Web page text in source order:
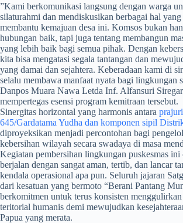
​”Kami berkomunikasi langsung dengan warga
silaturahmi dan mendiskusikan berbagai hal yang
membantu kemajuan desa ini. Komsos bukan
hubungan baik, tapi juga tentang membangun
yang lebih baik bagi semua pihak. Dengan
kita bisa mengatasi segala tantangan dan
yang damai dan sejahtera. Keberadaan kami di
selalu membawa manfaat nyata bagi lingkungan
Danpos Muara Nawa Letda Inf. Alfansuri Siregar
mempertegas esensi program kemitraan tersebut.
Sinergitas horizontal yang harmonis antara
645/Gardatama Yudha dan komponen sipil
diproyeksikan menjadi percontohan bagi
kebersihan wilayah secara swadaya di masa
Kegiatan pembersihan lingkungan puskesmas ini
berjalan dengan sangat aman, tertib, dan lancar
kendala operasional apa pun. Seluruh jajaran
dari kesatuan yang bermoto “Berani Pantang
berkomitmen untuk terus konsisten
teritorial humanis demi mewujudkan
Papua yang merata.